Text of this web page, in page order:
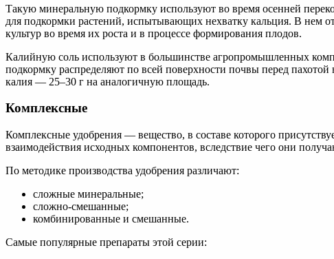
Такую минеральную подкормку используют во время осенней
для подкормки растений, испытывающих нехватку кальция. В нем
культур во время их роста и в процессе формирования плодов.
Калийную соль используют в большинстве агропромышленных
подкормку распределяют по всей поверхности почвы перед
калия — 25–30 г на аналогичную площадь.
Комплексные
Комплексные удобрения — вещество, в составе которого
взаимодействия исходных компонентов, вследствие чего они
По методике производства удобрения различают:
сложные минеральные;
сложно-смешанные;
комбинированные и смешанные.
Самые популярные препараты этой серии: